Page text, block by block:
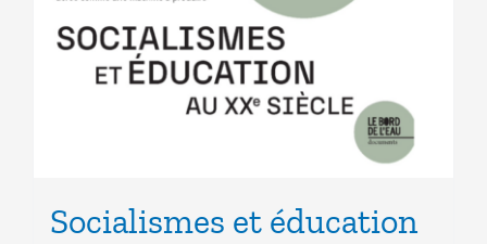
Socialismes et éducation